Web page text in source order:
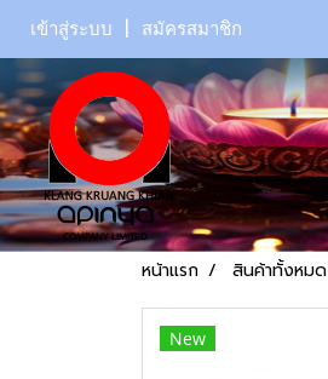
เข้าสู่ระบบ สมัครสมาชิก
หน้าแรก สินค้าทั้งหมด
New